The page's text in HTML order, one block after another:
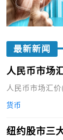
最新新闻
人民币市场
人民币市场汇价
货币
纽约股市三